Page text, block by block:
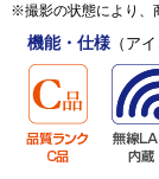
※撮影の状態により、
機能・仕様（アイ